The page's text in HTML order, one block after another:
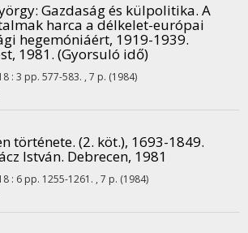
Gazdaság és külpolitika. A
harca a délkelet-európai
hegemóniáért, 1919-1939.
1981. (Gyorsuló idő)
: 3 pp. 577-583. , 7 p. (1984)
története. (2. köt.), 1693-1849.
István. Debrecen, 1981
: 6 pp. 1255-1261. , 7 p. (1984)